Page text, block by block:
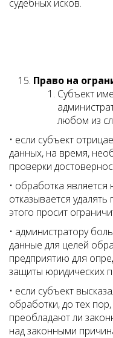
судебных исков.
Право на
Субъект
любом из
• если субъект
данных, на время,
проверки
• обработка является
отказывается
этого просит
• администратору
данные для целей
предприятию для
защиты юридических
• если субъект
обработки, до тех
преобладают ли
над законными